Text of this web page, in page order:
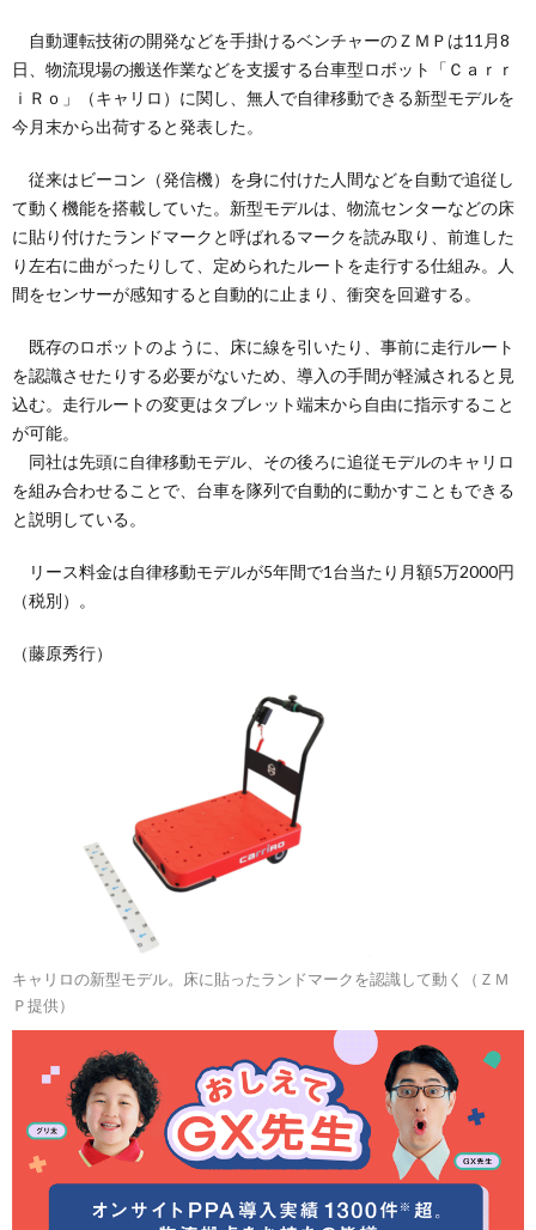
自動運転技術の開発などを手掛けるベンチャーのＺＭＰは11月8
日、物流現場の搬送作業などを支援する台車型ロボット「Ｃａｒｒ
ｉＲｏ」（キャリロ）に関し、無人で自律移動できる新型モデルを
今月末から出荷すると発表した。
従来はビーコン（発信機）を身に付けた人間などを自動で追従し
て動く機能を搭載していた。新型モデルは、物流センターなどの床
に貼り付けたランドマークと呼ばれるマークを読み取り、前進した
り左右に曲がったりして、定められたルートを走行する仕組み。人
間をセンサーが感知すると自動的に止まり、衝突を回避する。
既存のロボットのように、床に線を引いたり、事前に走行ルート
を認識させたりする必要がないため、導入の手間が軽減されると見
込む。走行ルートの変更はタブレット端末から自由に指示すること
が可能。
同社は先頭に自律移動モデル、その後ろに追従モデルのキャリロ
を組み合わせることで、台車を隊列で自動的に動かすこともできる
と説明している。
リース料金は自律移動モデルが5年間で1台当たり月額5万2000円
（税別）。
（藤原秀行）
キャリロの新型モデル。床に貼ったランドマークを認識して動く（ＺＭ
Ｐ提供）